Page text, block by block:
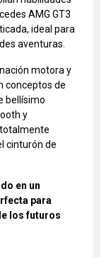
AMG GT3
ideal para
aventuras.
motora y
conceptos de
bellísimo
y
cinturón de
en un
para
los futuros